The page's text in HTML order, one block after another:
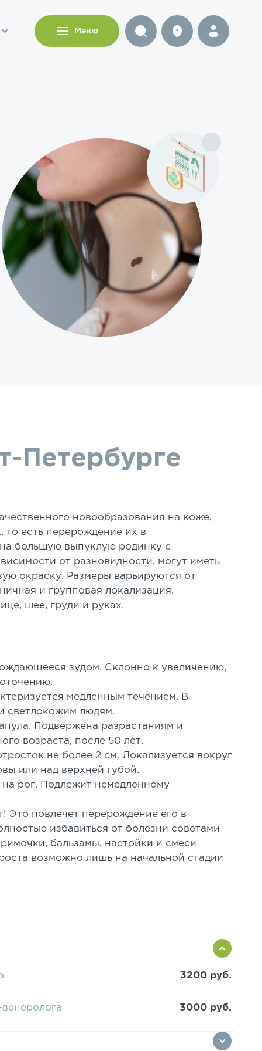
Меню
Петербурге
новообразования на коже,
то есть перерождение их в
большую выпуклую родинку с
от разновидности, могут иметь
окраску. Размеры варьируются от
и групповая локализация.
шее, груди и руках.
зудом. Склонно к увеличению,
медленным течением. В
светлокожим людям.
Подвержена разрастаниям и
возраста, после 50 лет.
не более 2 см. Локализуется вокруг
или над верхней губой.
рог. Подлежит немедленному
Это повлечет перерождение его в
избавиться от болезни советами
бальзамы, настойки и смеси
возможно лишь на начальной стадии
3200 руб.
3000 руб.